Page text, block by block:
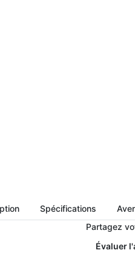
Spécifications
Partagez
Évaluer